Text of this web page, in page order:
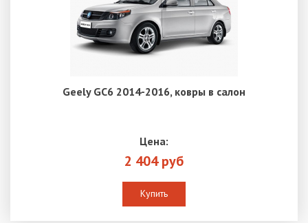
Geely GC6 2014-2016, ковры в салон
Цена:
2 404 руб
Купить